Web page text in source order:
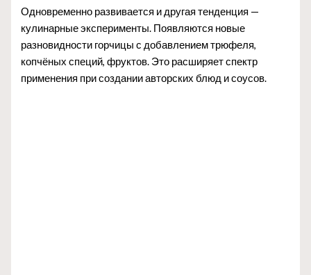
Одновременно развивается и другая тенденция —
кулинарные эксперименты. Появляются новые
разновидности горчицы с добавлением трюфеля,
копчёных специй, фруктов. Это расширяет спектр
применения при создании авторских блюд и соусов.